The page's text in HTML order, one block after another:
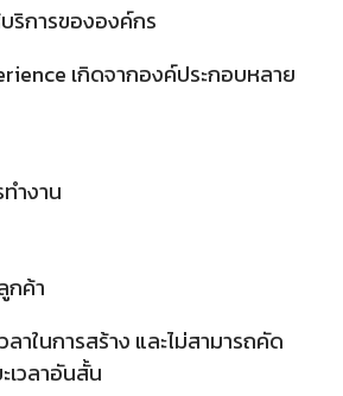
ริการขององค์กร
เกิดจากองค์ประกอบหลาย
ำงาน
กค้า
าในการสร้าง และไม่สามารถคัด
เวลาอันสั้น